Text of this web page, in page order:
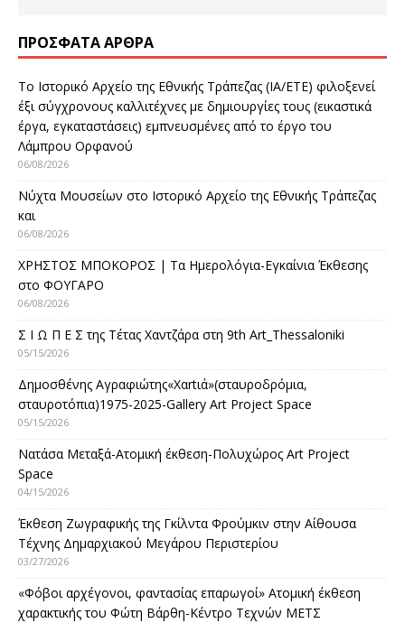
ΠΡΌΣΦΑΤΑ ΆΡΘΡΑ
Το Ιστορικό Αρχείο της Εθνικής Τράπεζας (ΙΑ/ΕΤΕ) φιλοξενεί
έξι σύγχρονους καλλιτέχνες με δημιουργίες τους (εικαστικά
έργα, εγκαταστάσεις) εμπνευσμένες από το έργο του
Λάμπρου Ορφανού
06/08/2026
Νύχτα Μουσείων στο Ιστορικό Αρχείο της Εθνικής Τράπεζας
και
06/08/2026
ΧΡΗΣΤΟΣ ΜΠΟΚΟΡΟΣ | Τα Ημερολόγια-Εγκαίνια Έκθεσης
στο ΦΟΥΓΑΡΟ
06/08/2026
Σ Ι Ω Π Ε Σ της Τέτας Χαντζάρα στη 9th Art_Thessaloniki
05/15/2026
Δημοσθένης Αγραφιώτης«Xαrtιά»(σταυροδρόμια,
σταυροτόπια)1975-2025-Gallery Art Project Space
05/15/2026
Νατάσα Μεταξά-Ατομική έκθεση-Πολυχώρος Art Project
Space
04/15/2026
Έκθεση Ζωγραφικής της Γκίλντα Φρούμκιν στην Αίθουσα
Τέχνης Δημαρχιακού Μεγάρου Περιστερίου
03/27/2026
«Φόβοι αρχέγονοι, φαντασίας επαρωγοί» Ατομική έκθεση
χαρακτικής του Φώτη Βάρθη-Κέντρο Τεχνών ΜΕΤΣ